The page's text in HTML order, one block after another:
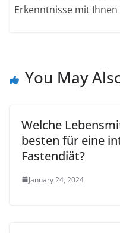
Erkenntnisse mit Ihnen
You May
Welche
besten für eine
Fastendiät?
January 24, 2024